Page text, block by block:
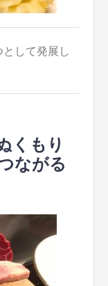
して発展し
くもり
ながる